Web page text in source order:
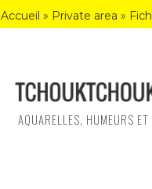
Accueil » Private area »
AQUARELLES, HUMEURS